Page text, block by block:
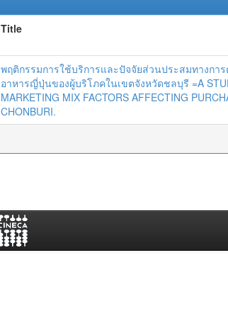
Title
พฤติกรรมการใช้บริการและปัจจัยส่วนประสมทางกา
อาหารญี่ปุ่นของผู้บริโภคในเขตจังหวัดชลบุรี =A
MARKETING MIX FACTORS AFFECTING
CHONBURI.